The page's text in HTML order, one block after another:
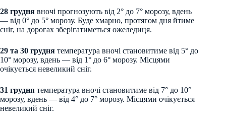
28 грудня вночі прогнозують від 2° до 7° морозу, вдень
— від 0° до 5° морозу. Буде хмарно, протягом дня йтиме
сніг, на дорогах зберігатиметься ожеледиця.
29 та 30 грудня температура вночі становитиме від 5° до
10° морозу, вдень — від 1° до 6° морозу. Місцями
очікується невеликий сніг.
31 грудня температура вночі становитиме від 7° до 10°
морозу, вдень — від 4° до 7° морозу. Місцями очікується
невеликий сніг.